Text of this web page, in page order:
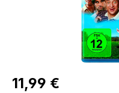
Regulärer Preis:
11,99 €